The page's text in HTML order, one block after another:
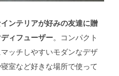
ンテリアが好みの友達に贈
ィフューザー。コンパクト
ッチしやすいモダンなデザ
室など好きな場所で使って